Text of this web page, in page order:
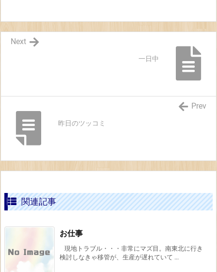
一日中
Next
昨日のツッコミ
Prev
関連記事
お仕事
現地トラブル・・・非常にマズ目。南東北に行き
検討しなきゃ移管が、生産が遅れていて ...